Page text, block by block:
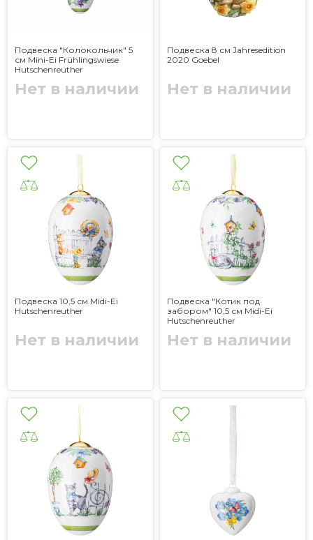
Подвеска "Колокольчик" 5
см Mini-Ei Frühlingswiese
Hutschenreuther
Нет в наличии
Подвеска 8 см Jahresedition
2020 Goebel
Нет в наличии
Подвеска 10,5 см Midi-Ei
Hutschenreuther
Нет в наличии
Подвеска "Котик под
забором" 10,5 см Midi-Ei
Hutschenreuther
Нет в наличии